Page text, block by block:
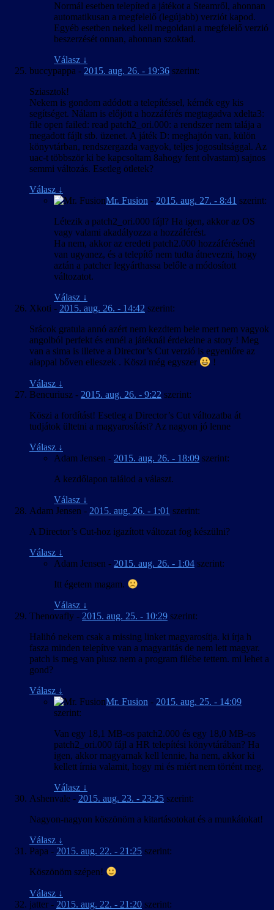
Normál esetben telepíted a játékot a Steamről, ahonnan
automatikusan a megfelelő (legújabb) verziót kapod.
Egyéb esetben neked kell megoldani a megfelelő verzió
beszerzését onnan, ahonnan szoktad.
Válasz ↓
buccypappa - 2015. aug. 26. - 19:36 szerint:
Sziasztok!
Nekem is gondom adódott a telepítéssel, kérnék egy kis
segítséget. Nálam is előjött a hozzáférés megtagadva xdelta3:
file open failed: read patch2_ori.000: a rendszer nem talája a
megadott fájlt stb. üzenet. A játék D: meghajtón van, külön
könyvtárban, rendszergazda vagyok, teljes jogosultsággal. Az
uac-t többször ki be kapcsoltam 8ahogy fent olvastam) sajnos
semmi változás. Esetleg ötletek?
Válasz ↓
Mr. Fusion - 2015. aug. 27. - 8:41 szerint:
Létezik a patch2_ori.000 fájl? Ha igen, akkor az OS
vagy valami akadályozza a hozzáférést.
Ha nem, akkor az eredeti patch2.000 hozzáférésénél
van ugyanez, és a telepítő nem tudta átnevezni, hogy
aztán a patcher legyárthassa belőle a módosított
változatot.
Válasz ↓
Xkoti - 2015. aug. 26. - 14:42 szerint:
Srácok gratula annó azért nem kezdtem bele mert nem vagyok
angolból perfekt és ennél a játéknál érdekelne a story ! Meg
van a sima is illetve a Director’s Cut verzió is egyenlőre az
alappal bőven elleszek . Köszi még egyszer
!
Válasz ↓
Bencuriusz - 2015. aug. 26. - 9:22 szerint:
Köszi a fordítást! Esetleg a Director’s Cut változatba át
tudjátok ültetni a magyarosítást? Az nagyon jó lenne
Válasz ↓
Adam Jensen - 2015. aug. 26. - 18:09 szerint:
A kezdőlapon találod a választ.
Válasz ↓
Adam Jensen - 2015. aug. 26. - 1:01 szerint:
A Director’s Cut-hoz igazított változat fog készülni?
Válasz ↓
Adam Jensen - 2015. aug. 26. - 1:04 szerint:
Itt égetem magam.
Válasz ↓
Thenovafly - 2015. aug. 25. - 10:29 szerint:
Halihó nekem csak a missing linket magyarosítja. ki írja h
fasza minden telepítve van a magyaritás de nem lett magyar.
patch is meg van plusz nem a program filébe tettem. mi lehet a
gond?
Válasz ↓
Mr. Fusion - 2015. aug. 25. - 14:09
szerint:
Van egy 18,1 MB-os patch2.000 és egy 18,0 MB-os
patch2_ori.000 fájl a HR telepítési könyvtárában? Ha
igen, akkor magyarnak kell lennie, ha nem, akkor ki
kellett írnia valamit, hogy mi és miért nem történt meg.
Válasz ↓
Ashenvale - 2015. aug. 23. - 23:25 szerint:
Nagyon-nagyon köszönöm a kitartásotokat és a munkátokat!
Válasz ↓
Papa - 2015. aug. 22. - 21:25 szerint:
Köszönöm szépen!
Válasz ↓
jatter - 2015. aug. 22. - 21:20 szerint: